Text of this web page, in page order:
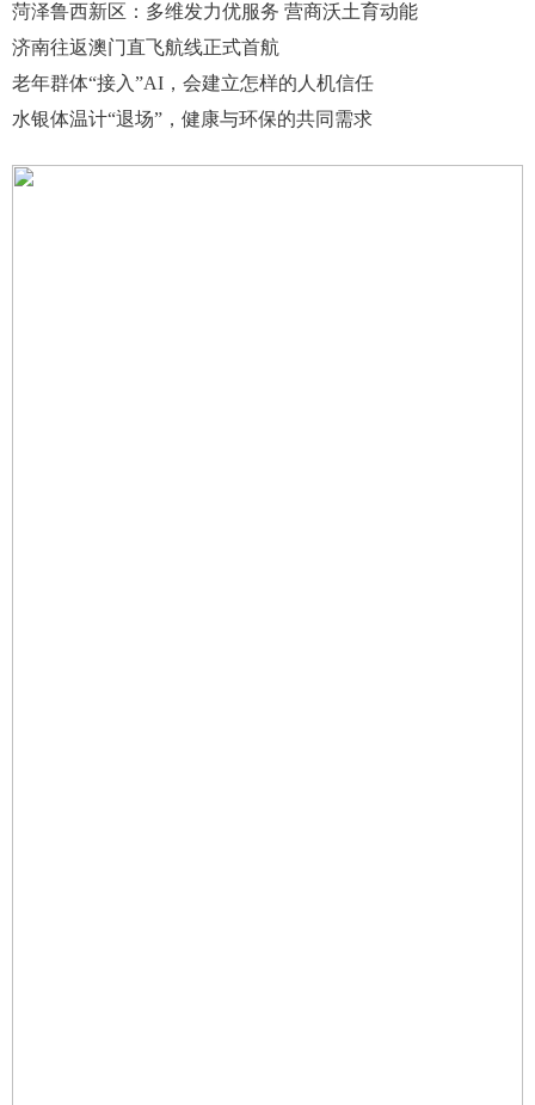
菏泽鲁西新区：多维发力优服务 营商沃土育动能
济南往返澳门直飞航线正式首航
老年群体“接入”AI，会建立怎样的人机信任
水银体温计“退场”，健康与环保的共同需求